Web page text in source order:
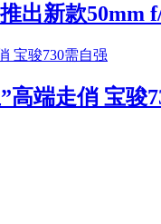
出新款50mm
高端走俏 宝骏